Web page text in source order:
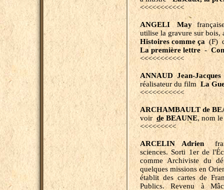
<<<<<<<<<<<
ANGELI May
utilise la gravure sur bois,
Histoires comme ça (F)
La première lettre-
<<<<<<<<<<<
ANNAUD Jean-Jacques
réalisateur du film La
<<<<<<<<<<<
ARCHAMBAULT de
voir de BEAUNE, nom
<<<<<<<<<
ARCELIN Adrien
sciences. Sorti 1er de
comme Archiviste du
quelques missions en
établit des cartes de
Publics. Revenu à